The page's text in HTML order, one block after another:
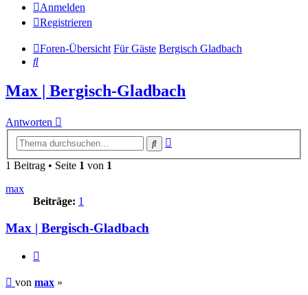
Anmelden
Registrieren
Foren-Übersicht Für Gäste Bergisch Gladbach
Suche
Max | Bergisch-Gladbach
Antworten
Suche
1 Beitrag • Seite 1 von 1
max
Beiträge: 1
Max | Bergisch-Gladbach
Beitrag
von max »